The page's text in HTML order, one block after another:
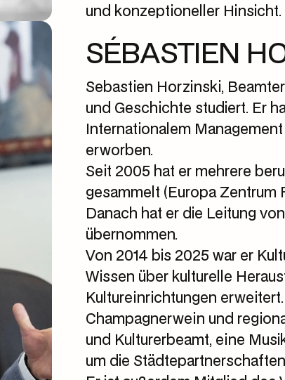
und konzeptioneller Hinsicht.
SÉBASTIEN
Sebastien Horzinski,
und Geschichte studiert. Er
Internationalem
erworben.
Seit 2005 hat er mehrere
gesammelt (Europa Zentrum
Danach hat er die Leitung
übernommen.
Von 2014 bis 2025 war er
Wissen über kulturelle
Kultureinrichtungen
Champagnerwein und
und Kulturerbeamt, eine
um die